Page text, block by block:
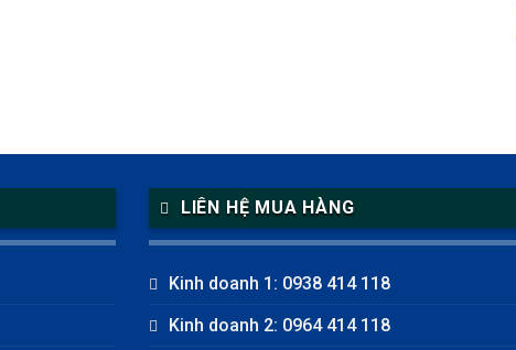
LIÊN HỆ MUA HÀNG
Kinh doanh 1: 0938 414 118
Kinh doanh 2: 0964 414 118